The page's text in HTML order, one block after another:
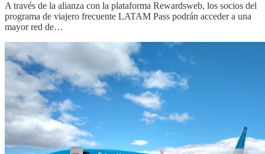
A través de la alianza con la plataforma Rewardsweb, los socios del
programa de viajero frecuente LATAM Pass podrán acceder a una
mayor red de…